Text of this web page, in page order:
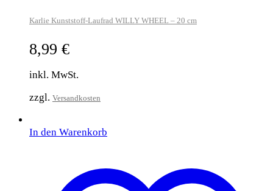
Karlie Kunststoff-Laufrad WILLY WHEEL – 20 cm
8,99 €
inkl. MwSt.
zzgl. Versandkosten
In den Warenkorb